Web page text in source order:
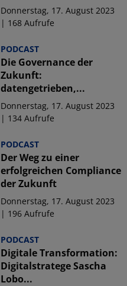
Donnerstag, 17. August 2023
| 168 Aufrufe
PODCAST
Die Governance der
Zukunft:
datengetrieben,...
Donnerstag, 17. August 2023
| 134 Aufrufe
PODCAST
Der Weg zu einer
erfolgreichen Compliance
der Zukunft
Donnerstag, 17. August 2023
| 196 Aufrufe
PODCAST
Digitale Transformation:
Digitalstratege Sascha
Lobo...